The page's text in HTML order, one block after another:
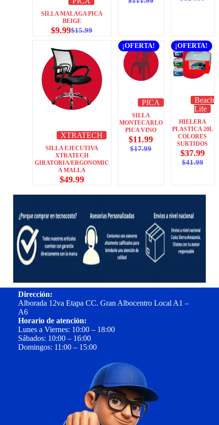
SILLA MALAGA PICA
BEIGE
$15.99
$9.99
XTRATECH
SILLA EJECUTIVA
XTRATECH
GIRATORIA/ERGONOMIC
A MALLA
$49.99
¡OFERTA!
PICA
SILLA
MONTECARLO
PICA VINO
$17.99
$11.99
¡OFERTA!
Beach
Life
HIELERA
PLASTICA 20L
COLORES
SURTIDOS
$41.99
$37.99
Dirección:
Alborada 12va Etapa CC. Gran Albocentro Local A1 –
A6
Horario de atención:
Lunes a Viernes: 10:00 – 18:00
Sábados: 10:00 – 16:00
Domingos: 11:00 – 15:00